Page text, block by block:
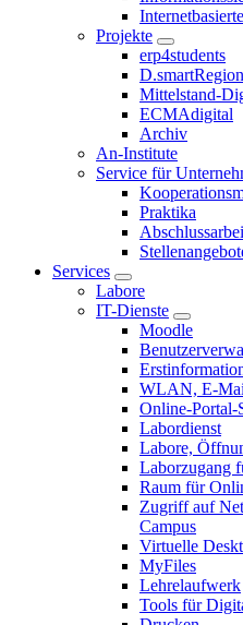
Projekte
erp4students
D.smartRegion
Mittelstand-
ECMAdigital
Archiv
An-Institute
Service für
Praktika
Services
Labore
IT-Dienste
Moodle
WLAN, E-
Online-Portal-
Labordienst
Labore,
Laborzugang
Raum für
Zugriff auf
Campus
Virtuelle
MyFiles
Lehrelaufwerk
Tools für